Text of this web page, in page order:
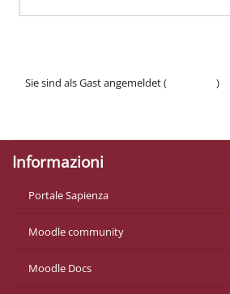
Sie sind als Gast angemeldet (
)
Informazioni
Portale Sapienza
Moodle community
Moodle Docs